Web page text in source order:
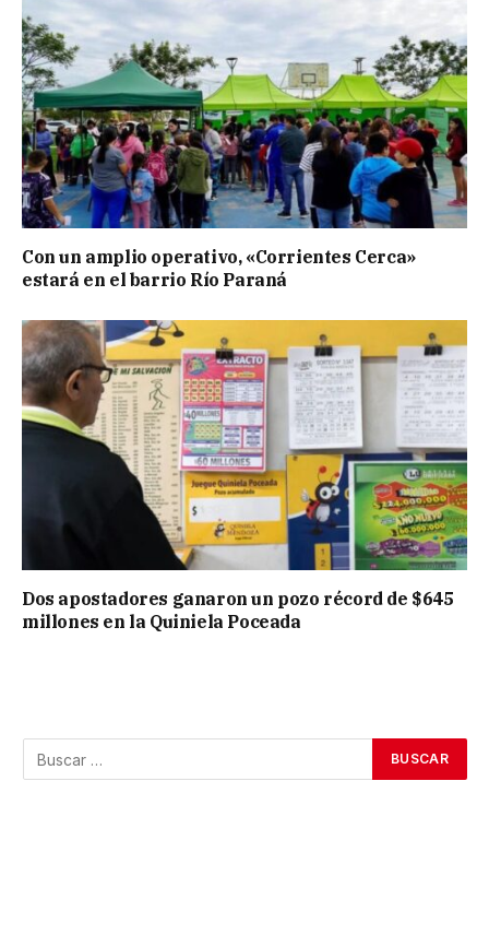
Con un amplio operativo, «Corrientes Cerca»
estará en el barrio Río Paraná
Dos apostadores ganaron un pozo récord de $645
millones en la Quiniela Poceada